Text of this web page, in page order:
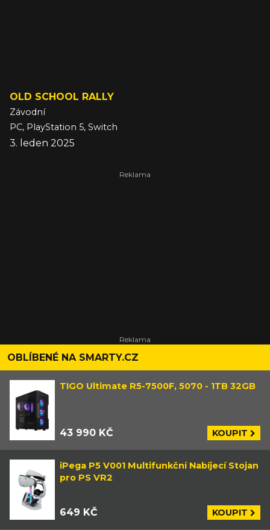
OLD SCHOOL RALLY
Závodní
PC, PlayStation 5, Switch
3. leden 2025
OBLÍBENÉ NA SMARTY.CZ
TIGO Ultimate R5-7500F, 5070 - 1TB 32GB
43 990 KČ KOUPIT
iPega P5 V001 Multifunkční Nabíjecí Stojan
pro PS VR2
649 KČ KOUPIT